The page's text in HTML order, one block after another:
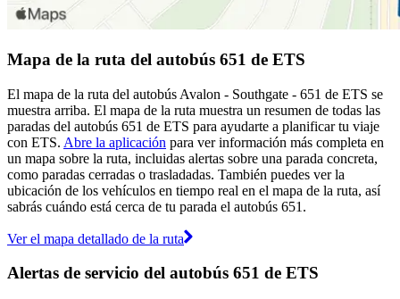
Mapa de la ruta del autobús 651 de ETS
El mapa de la ruta del autobús Avalon - Southgate - 651 de ETS se
muestra arriba. El mapa de la ruta muestra un resumen de todas las
paradas del autobús 651 de ETS para ayudarte a planificar tu viaje
con ETS. Abre la aplicación para ver información más completa en
un mapa sobre la ruta, incluidas alertas sobre una parada concreta,
como paradas cerradas o trasladadas. También puedes ver la
ubicación de los vehículos en tiempo real en el mapa de la ruta, así
sabrás cuándo está cerca de tu parada el autobús 651.
Ver el mapa detallado de la ruta
Alertas de servicio del autobús 651 de ETS